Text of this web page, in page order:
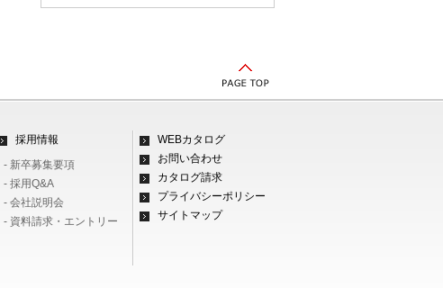
採用情報
- 新卒募集要項
- 採用Q&A
- 会社説明会
- 資料請求・エントリー
WEBカタログ
お問い合わせ
カタログ請求
プライバシーポリシー
サイトマップ